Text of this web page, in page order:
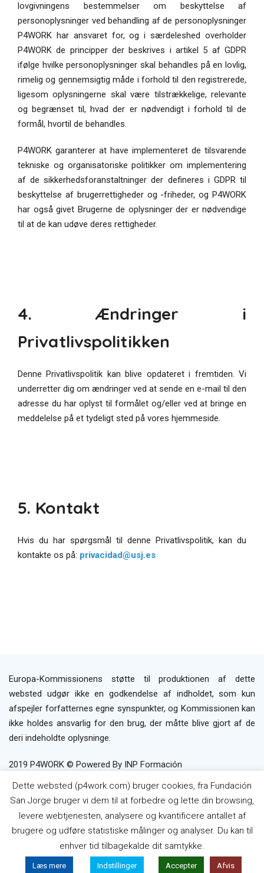
lovgivningens bestemmelser om beskyttelse af
personoplysninger ved behandling af de personoplysninger
P4WORK har ansvaret for, og i særdeleshed overholder
P4WORK de principper der beskrives i artikel 5 af GDPR
ifølge hvilke personoplysninger skal behandles på en lovlig,
rimelig og gennemsigtig måde i forhold til den registrerede,
ligesom oplysningerne skal være tilstrækkelige, relevante
og begrænset til, hvad der er nødvendigt i forhold til de
formål, hvortil de behandles.
P4WORK garanterer at have implementeret de tilsvarende
tekniske og organisatoriske politikker om implementering
af de sikkerhedsforanstaltninger der defineres i GDPR til
beskyttelse af brugerrettigheder og -friheder, og P4WORK
har også givet Brugerne de oplysninger der er nødvendige
til at de kan udøve deres rettigheder.
4. Ændringer i
Privatlivspolitikken
Denne Privatlivspolitik kan blive opdateret i fremtiden. Vi
underretter dig om ændringer ved at sende en e-mail til den
adresse du har oplyst til formålet og/eller ved at bringe en
meddelelse på et tydeligt sted på vores hjemmeside.
5. Kontakt
Hvis du har spørgsmål til denne Privatlivspolitik, kan du
kontakte os på: privacidad@usj.es
Europa-Kommissionens støtte til produktionen af dette
websted udgør ikke en godkendelse af indholdet, som kun
afspejler forfatternes egne synspunkter, og Kommissionen kan
ikke holdes ansvarlig for den brug, der måtte blive gjort af de
deri indeholdte oplysninge.
2019 P4WORK © Powered By INP Formación
Brugerbetingelser
Privatlivspolitik
Dette websted (p4work.com) bruger cookies, fra Fundación
San Jorge bruger vi dem til at forbedre og lette din browsing,
levere webtjenesten, analysere og kvantificere antallet af
brugere og udføre statistiske målinger og analyser. Du kan til
enhver tid tilbagekalde dit samtykke.
Læs mere Indstillinger Accepter Afvis